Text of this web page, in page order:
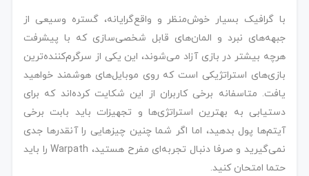
با گرافیک بسیار خوش‌منظر و واقع‌گرایانه، گستره وسیعی از
جبهه‌های نبرد و المان‌های قابل‌ شخصی‌سازی که با پیشرفت
هرچه بیشتر در بازی آزاد می‌شوند، این یکی از سرگرم‌کننده‌ترین
بازی‌های استراتژیکی است که روی موبایل‌های هوشمند خواهید
یافت. متاسفانه برخی کاربران از این شکایت کرده‌اند که برای
دستیابی به بهترین استراتژی‌ها و تجهیزات باید بابت برخی
آیتم‌ها پول بدهید، اما اگر شما چنین چیزهایی را آنقدرها جدی
نمی‌گیرید و صرفا دنبال تجربه‌ای مفرح هستید، Warpath را باید
حتما امتحان کنید.